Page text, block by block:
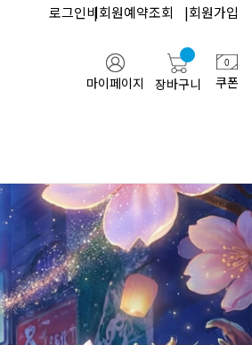
고객센터
공지사항
FAQ
질문과 답변
여행약관
회사소개
인사말
오시는길
협력업체
블로그
로그인비회원예약조회 |회원가입
마이페이지 장바구니 쿠폰